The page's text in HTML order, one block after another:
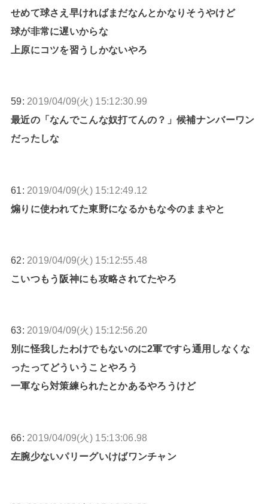
せめて球さえ早ければまだなんとかなりそうやけど
球が非常に遅いからな
上原にコツを習うしかないやろ
59: 2019/04/09(火) 15:12:30.99
最近の「なんでこんな奴打てんの？」候補ナンバーワン
だったしな
61: 2019/04/09(火) 15:12:49.12
煽りに使われてた東野になるかもな今のままやと
62: 2019/04/09(火) 15:12:55.48
こいつもう阪神にも攻略されてたやろ
63: 2019/04/09(火) 15:12:56.20
別に怪我したわけでもないのに2軍ですら通用しなくな
ったってどういうことやろう
一軍なら対策練られたとかあるやろうけど
66: 2019/04/09(火) 15:13:06.98
左腕少ないパリーグいけばワンチャン